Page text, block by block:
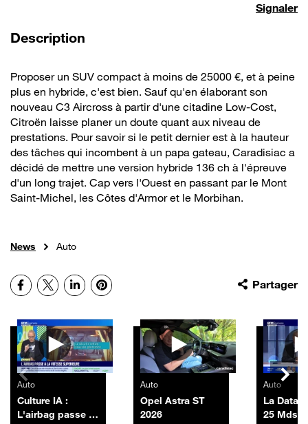
Signaler
Description
Proposer un SUV compact à moins de 25000 €, et à peine
plus en hybride, c'est bien. Sauf qu'en élaborant son
nouveau C3 Aircross à partir d'une citadine Low-Cost,
Citroën laisse planer un doute quant aux niveau de
prestations. Pour savoir si le petit dernier est à la hauteur
des tâches qui incombent à un papa gateau, Caradisiac a
décidé de mettre une version hybride 136 ch à l'épreuve
d'un long trajet. Cap vers l'Ouest en passant par le Mont
Saint-Michel, les Côtes d'Armor et le Morbihan.
News Auto
Partager
Facebook
X LinkedInPinterest
Autres vidéos
Auto
Culture IA :
L'airbag passe à
Auto
Opel Astra ST
2026
Auto
La Data
25 Mds$